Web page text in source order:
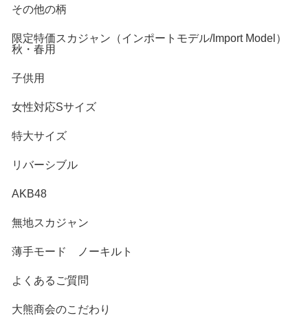
その他の柄
限定特価スカジャン（インポートモデル/Import Model）
秋・春用
子供用
女性対応Sサイズ
特大サイズ
リバーシブル
AKB48
無地スカジャン
薄手モード ノーキルト
よくあるご質問
大熊商会のこだわり